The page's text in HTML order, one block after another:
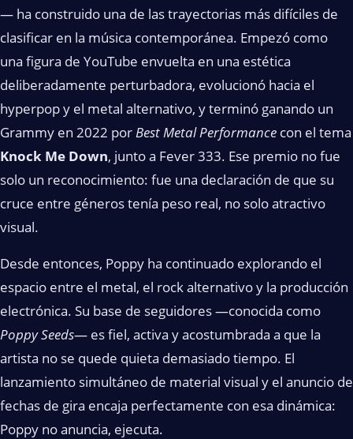
— ha construido una de las trayectorias más difíciles de
clasificar en la música contemporánea. Empezó como
una figura de YouTube envuelta en una estética
deliberadamente perturbadora, evolucionó hacia el
hyperpop y el metal alternativo, y terminó ganando un
Grammy en 2022 por Best Metal Performance con el tema
Knock Me Down, junto a Fever 333. Ese premio no fue
solo un reconocimiento: fue una declaración de que su
cruce entre géneros tenía peso real, no solo atractivo
visual.
Desde entonces, Poppy ha continuado explorando el
espacio entre el metal, el rock alternativo y la producción
electrónica. Su base de seguidores —conocida como
Poppy Seeds— es fiel, activa y acostumbrada a que la
artista no se quede quieta demasiado tiempo. El
lanzamiento simultáneo de material visual y el anuncio de
fechas de gira encaja perfectamente con esa dinámica:
Poppy no anuncia, ejecuta.